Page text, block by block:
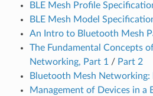
BLE Mesh Profile
BLE Mesh Model
An Intro to Bluetooth Mesh
The Fundamental Concepts
Networking, Part 1/ Part 2
Bluetooth Mesh Networking:
Management of Devices in a